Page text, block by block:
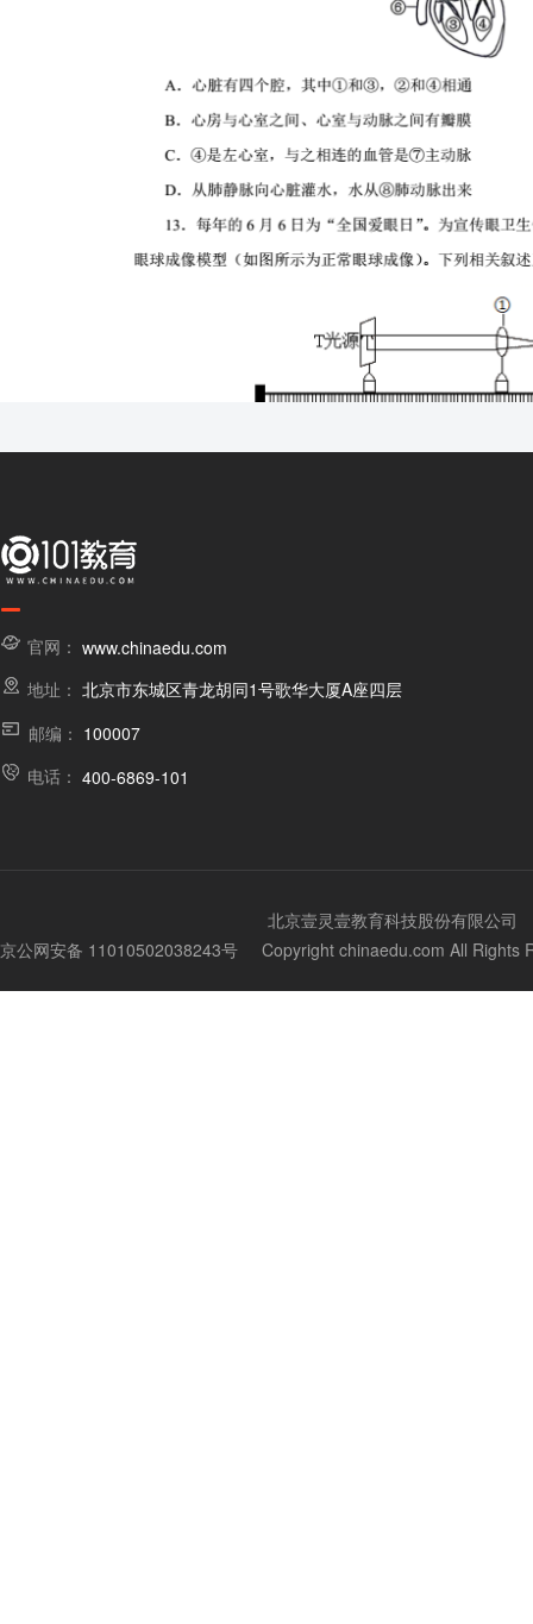
官网： www.chinaedu.com
地址： 北京市东城区青龙胡同1号歌华大厦A座四层
邮编： 100007
电话： 400-6869-101
北京壹灵壹教育科技股份有限公司
京公网安备 11010502038243号 Copyright chinaedu.com All